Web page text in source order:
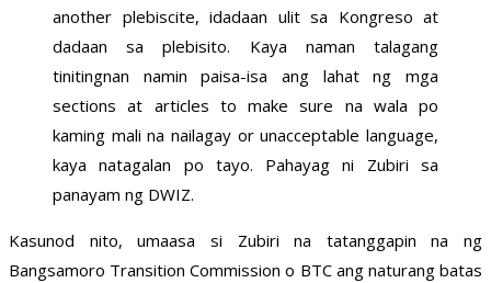
another plebiscite, idadaan ulit sa Kongreso at
dadaan sa plebisito. Kaya naman talagang
tinitingnan namin paisa-isa ang lahat ng mga
sections at articles to make sure na wala po
kaming mali na nailagay or unacceptable language,
kaya natagalan po tayo. Pahayag ni Zubiri sa
panayam ng DWIZ.
Kasunod nito, umaasa si Zubiri na tatanggapin na ng
Bangsamoro Transition Commission o BTC ang naturang batas